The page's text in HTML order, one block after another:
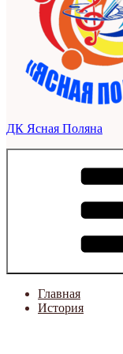
ДК Ясная Поляна
Главная
История